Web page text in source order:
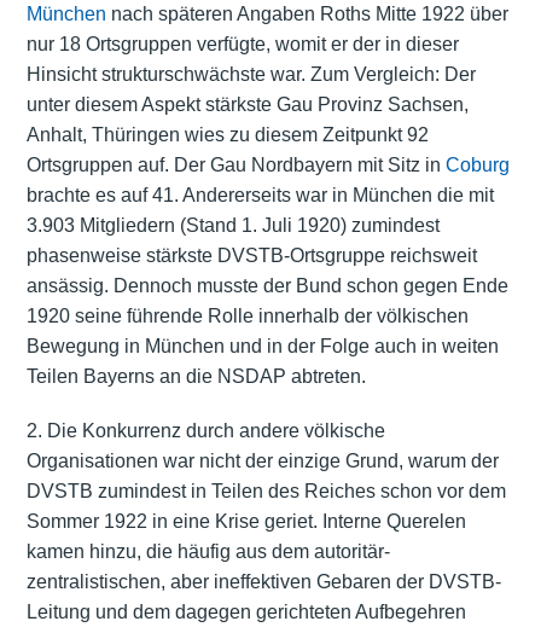
München nach späteren Angaben Roths Mitte 1922 über
nur 18 Ortsgruppen verfügte, womit er der in dieser
Hinsicht strukturschwächste war. Zum Vergleich: Der
unter diesem Aspekt stärkste Gau Provinz Sachsen,
Anhalt, Thüringen wies zu diesem Zeitpunkt 92
Ortsgruppen auf. Der Gau Nordbayern mit Sitz in Coburg
brachte es auf 41. Andererseits war in München die mit
3.903 Mitgliedern (Stand 1. Juli 1920) zumindest
phasenweise stärkste DVSTB-Ortsgruppe reichsweit
ansässig. Dennoch musste der Bund schon gegen Ende
1920 seine führende Rolle innerhalb der völkischen
Bewegung in München und in der Folge auch in weiten
Teilen Bayerns an die NSDAP abtreten.
2. Die Konkurrenz durch andere völkische
Organisationen war nicht der einzige Grund, warum der
DVSTB zumindest in Teilen des Reiches schon vor dem
Sommer 1922 in eine Krise geriet. Interne Querelen
kamen hinzu, die häufig aus dem autoritär-
zentralistischen, aber ineffektiven Gebaren der DVSTB-
Leitung und dem dagegen gerichteten Aufbegehren